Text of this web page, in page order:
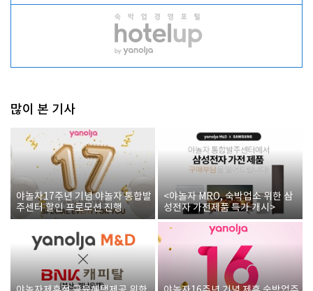
많이 본 기사
야놀자17주년 기념 야놀자 통합발
주센터 할인 프로모션 진행
<야놀자 MRO, 숙박업소 위한 삼
성전자 가전제품 특가 개시>